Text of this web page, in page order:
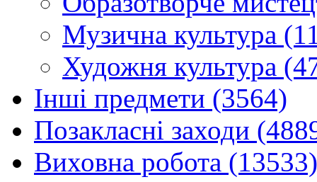
Музична культура
Художня культура
Інші предмети (3564)
Позакласні заходи
Виховна робота (13533)